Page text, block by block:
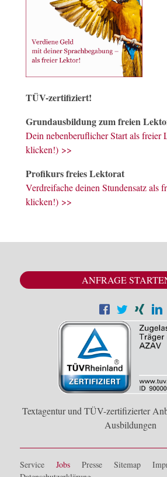
TÜV-zertifiziert!
Grundausbildung zum freien
Dein nebenberuflicher Start als freier
klicken!) >>
Profikurs freies Lektorat
Verdreifache deinen Stundensatz als
klicken!) >>
ANFRAGE
Textagentur und TÜV-zertifizierter
Ausbildungen
Service Jobs Presse Sitemap